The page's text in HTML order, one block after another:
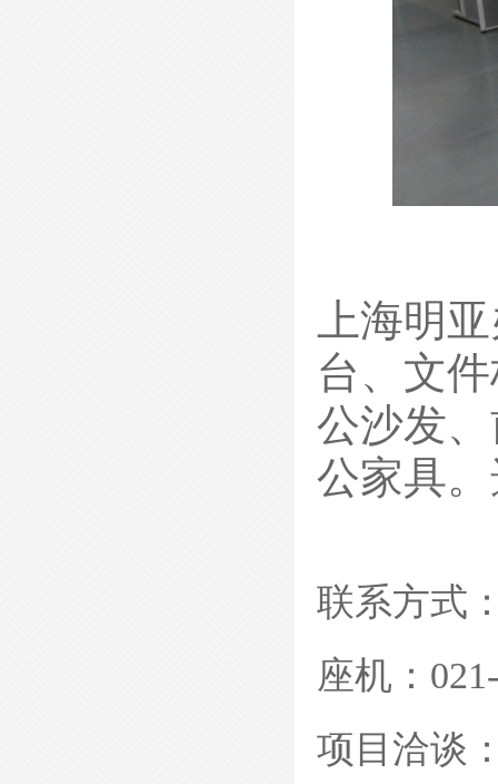
上海明
台、 文
公沙发、
公家具
联系方式
座机：
项目洽谈